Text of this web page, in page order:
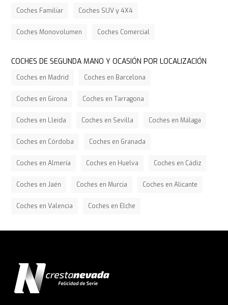
Coches Familiar Coches SUV y 4X4
Coches Monovolumen Coches Comercial
COCHES DE SEGUNDA MANO Y OCASIÓN POR LOCALIZACIÓN
Coches en Madrid Coches en Barcelona
Coches en Girona Coches en Tarragona
Coches en Lleida Coches en Sevilla Coches en Málaga
Coches en Córdoba Coches en Granada
Coches en Almería Coches en Huelva Coches en Cádiz
Coches en Jaén Coches en Murcia Coches en Alicante
Coches en Valencia Coches en Elche